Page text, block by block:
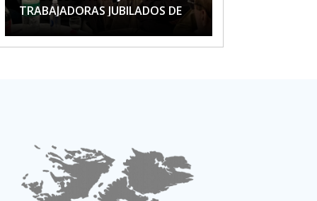
TRABAJADORAS JUBILADOS DE
APTA